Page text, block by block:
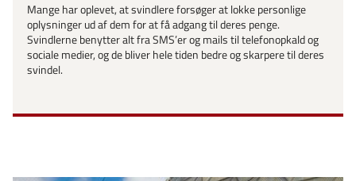
Mange har oplevet, at svindlere forsøger at lokke personlige
oplysninger ud af dem for at få adgang til deres penge.
Svindlerne benytter alt fra SMS’er og mails til telefonopkald og
sociale medier, og de bliver hele tiden bedre og skarpere til deres
svindel.